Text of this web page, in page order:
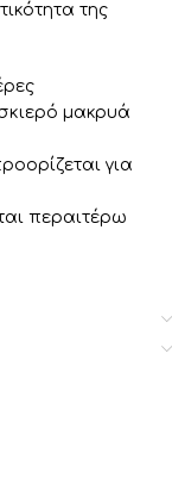
της
μακρυά
για
περαιτέρω